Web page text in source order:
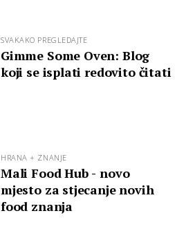
SVAKAKO PREGLEDAJTE
Gimme Some Oven: Blog
koji se isplati redovito čitati
HRANA + ZNANJE
Mali Food Hub - novo
mjesto za stjecanje novih
food znanja